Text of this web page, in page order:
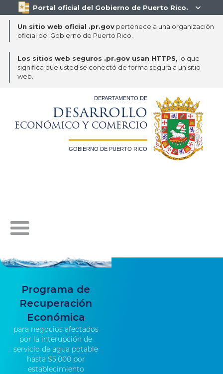
Portal oficial del Gobierno de Puerto Rico. 
Un sitio web oficial .pr.govpertenece a una organización
oficial del Gobierno de Puerto Rico.
Los sitios web seguros .pr.gov usan HTTPS, lo que
significa que usted se conectó de forma segura a un sitio
web.
DEPARTAMENTO DE
DESARROLLO
ECONÓMICO Y COMERCIO
GOBIERNO DE PUERTO RICO
Programa de
Recuperación
Económica
para negocios afectados
por la interupción de
servicio de agua potable
hasta $5,000 por
establecimiento